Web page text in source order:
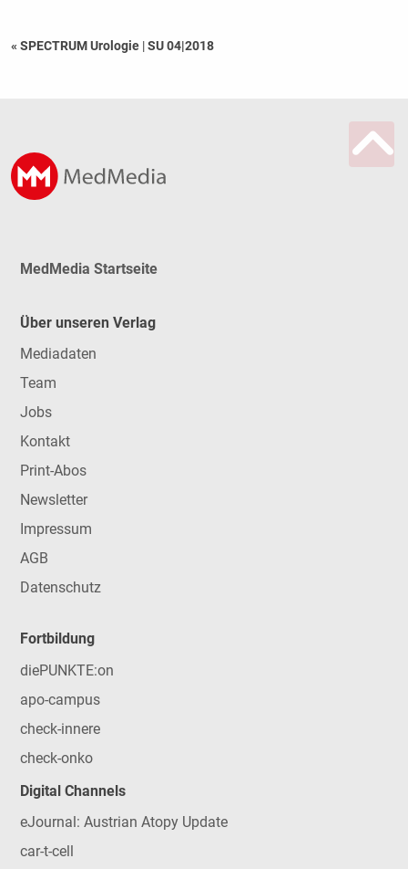
« SPECTRUM Urologie |SU 04|2018
MedMedia Startseite
Über unseren Verlag
Mediadaten
Team
Jobs
Kontakt
Print-Abos
Newsletter
Impressum
AGB
Datenschutz
Fortbildung
diePUNKTE:on
apo-campus
check-innere
check-onko
Digital Channels
eJournal: Austrian Atopy Update
car-t-cell